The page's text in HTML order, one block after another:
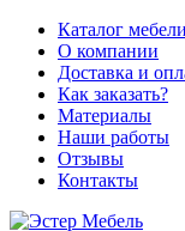
Каталог мебели
О компании
Доставка и
Как заказать?
Материалы
Наши работы
Отзывы
Контакты